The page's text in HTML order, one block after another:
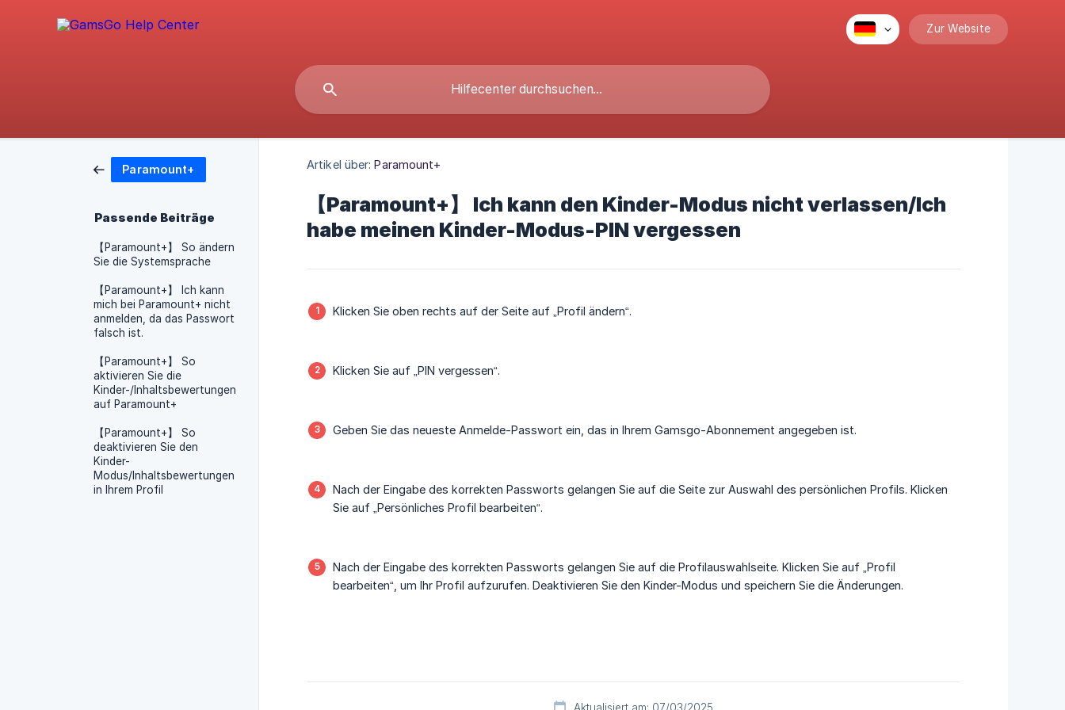
Zur Website
Paramount+
Passende Beiträge
【Paramount+】 So ändern
Sie die Systemsprache
【Paramount+】 Ich kann
mich bei Paramount+ nicht
anmelden, da das Passwort
falsch ist.
【Paramount+】 So
aktivieren Sie die
Kinder-/Inhaltsbewertungen
auf Paramount+
【Paramount+】 So
deaktivieren Sie den
Kinder-
Modus/Inhaltsbewertungen
in Ihrem Profil
Artikel über: Paramount+
【Paramount+】 Ich kann den Kinder-Modus nicht verlassen/Ich
habe meinen Kinder-Modus-PIN vergessen
Klicken Sie oben rechts auf der Seite auf „Profil ändern“.
Klicken Sie auf „PIN vergessen“.
Geben Sie das neueste Anmelde-Passwort ein, das in Ihrem Gamsgo-Abonnement angegeben ist.
Nach der Eingabe des korrekten Passworts gelangen Sie auf die Seite zur Auswahl des persönlichen Profils. Klicken
Sie auf „Persönliches Profil bearbeiten“.
Nach der Eingabe des korrekten Passworts gelangen Sie auf die Profilauswahlseite. Klicken Sie auf „Profil
bearbeiten“, um Ihr Profil aufzurufen. Deaktivieren Sie den Kinder-Modus und speichern Sie die Änderungen.